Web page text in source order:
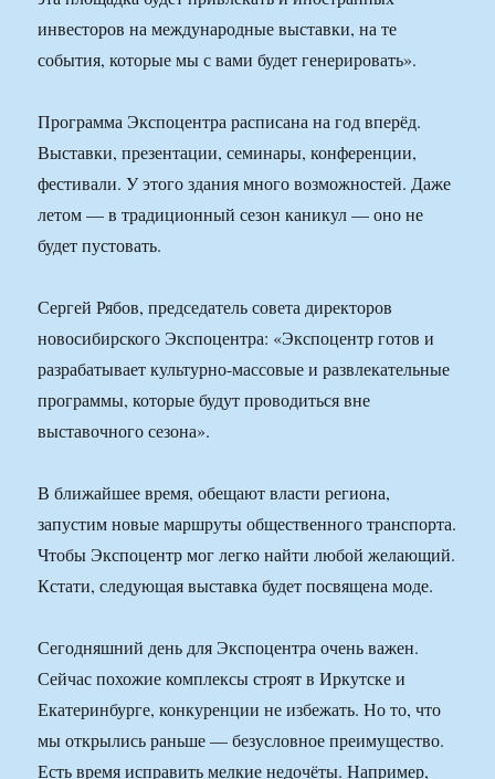
инвесторов на международные выставки, на те
события, которые мы с вами будет генерировать».
Программа Экспоцентра расписана на год вперёд.
Выставки, презентации, семинары, конференции,
фестивали. У этого здания много возможностей. Даже
летом — в традиционный сезон каникул — оно не
будет пустовать.
Сергей Рябов, председатель совета директоров
новосибирского Экспоцентра: «Экспоцентр готов и
разрабатывает культурно-массовые и развлекательные
программы, которые будут проводиться вне
выставочного сезона».
В ближайшее время, обещают власти региона,
запустим новые маршруты общественного транспорта.
Чтобы Экспоцентр мог легко найти любой желающий.
Кстати, следующая выставка будет посвящена моде.
Сегодняшний день для Экспоцентра очень важен.
Сейчас похожие комплексы строят в Иркутске и
Екатеринбурге, конкуренции не избежать. Но то, что
мы открылись раньше — безусловное преимущество.
Есть время исправить мелкие недочёты. Например,